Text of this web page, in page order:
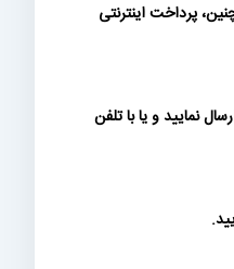
پرداخت اینترنتی
پس از ثبت سفارش، پیش فاکتور تولید شده را دانلود نموده و مبلغ سفارش را به شماره کارتها و حسابهای درج شده در آن واریز نمایید و رسید آن را به شماره واتساپ 09351182424 ارسال نمایید و یا با تلفن